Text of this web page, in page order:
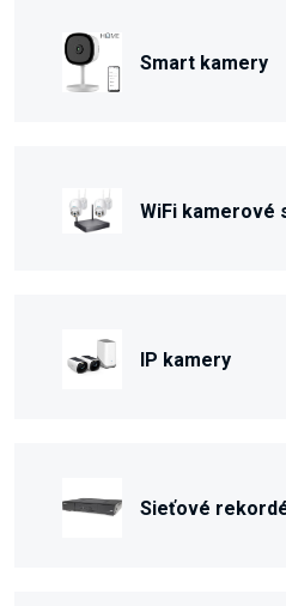
Smart kamery
WiFi kamerové
IP kamery
Sieťové